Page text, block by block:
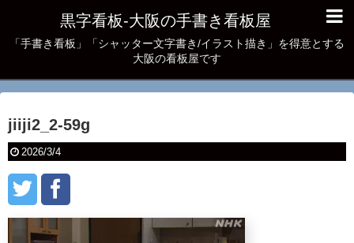
黒字看板‐大阪の手書き看板屋
「手書き看板」「シャッター文字書き/イラスト描き」を得意とする
大阪の看板屋です
jiiji2_2-59g
2026/3/4